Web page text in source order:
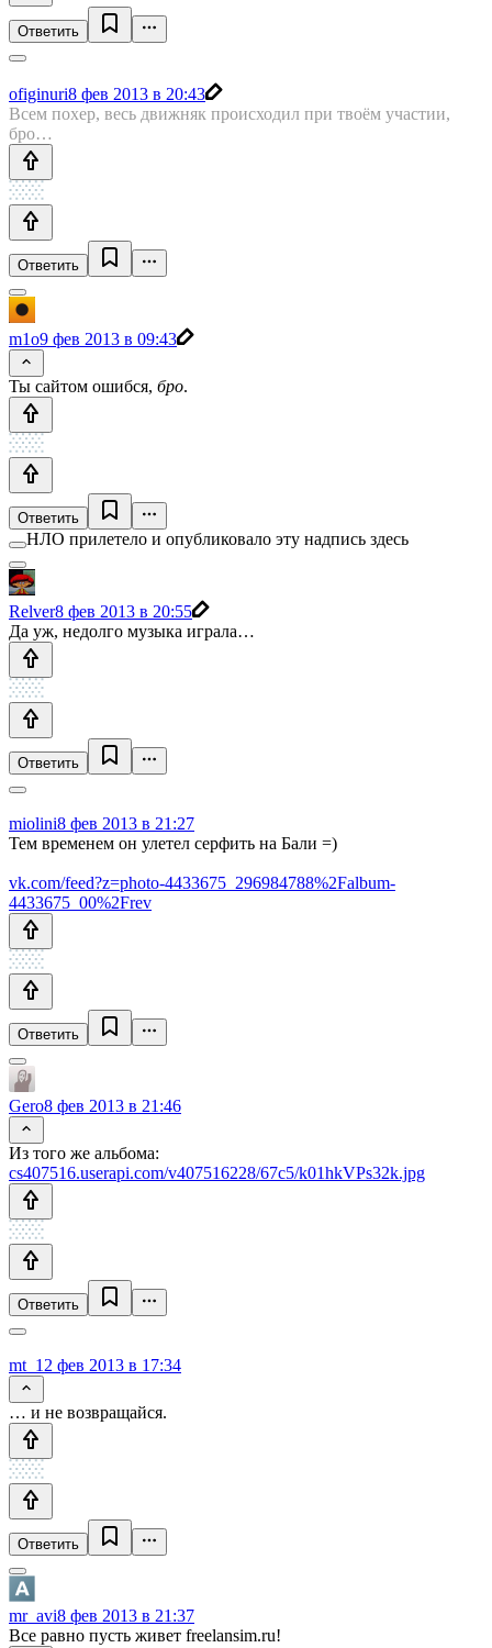
Ответить
ofiginuri8 фев 2013 в 20:43
Всем похер, весь движняк происходил при твоём участии,
бро…
Ответить
m1o9 фев 2013 в 09:43
Ты сайтом ошибся, бро.
Ответить
НЛО прилетело и опубликовало эту надпись здесь
Relver8 фев 2013 в 20:55
Да уж, недолго музыка играла…
Ответить
miolini8 фев 2013 в 21:27
Тем временем он улетел серфить на Бали =)
vk.com/feed?z=photo-4433675_296984788%2Falbum-
4433675_00%2Frev
Ответить
Gero8 фев 2013 в 21:46
Из того же альбома:
cs407516.userapi.com/v407516228/67c5/k01hkVPs32k.jpg
Ответить
mt_ 12 фев 2013 в 17:34
… и не возвращайся.
Ответить
mr_avi8 фев 2013 в 21:37
Все равно пусть живет freelansim.ru!